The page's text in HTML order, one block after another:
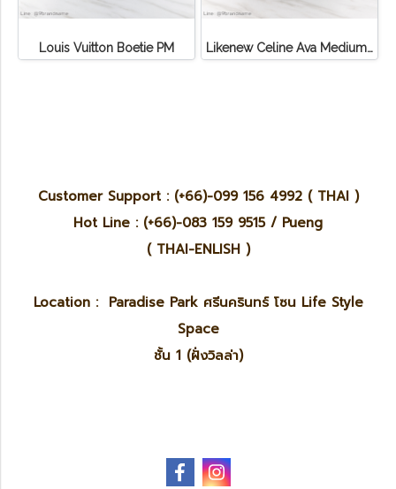
Louis Vuitton Boetie PM Likenew Celine Ava Medium Triomphe Canvas
Customer Support : (+66)-099 156 4992 ( THAI )
Hot Line : (+66)-083 159 9515 / Pueng
( THAI-ENLISH )
Location : Paradise Park ศรีนครินทร์ โซน Life Style
Space
ชั้น 1 (ฝั่งวิลล่า)